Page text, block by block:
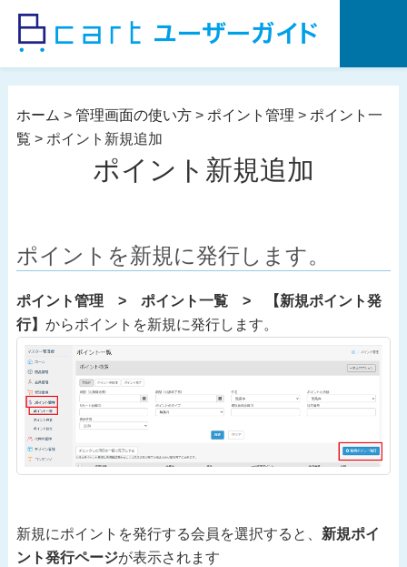
ホーム > 管理画面の使い方> ポイント管理 > ポイント一
覧 > ポイント新規追加
ポイント新規追加
ポイントを新規に発行します。
ポイント管理 > ポイント一覧 > 【新規ポイント発
行】 からポイントを新規に発行します。
新規にポイントを発行する会員を選択すると、 新規ポイ
ント発行ページが表示されます